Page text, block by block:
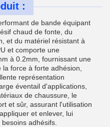
:
de bande équipant
chaud de fonte, du
et du matériel résistant à
et comporte une
à 0.2mm, fournissant une
force à forte adhésion,
représentation
éventail d'applications,
de chaussure, le
et sûr, assurant l'utilisation
et enlever, lui
adhésifs.